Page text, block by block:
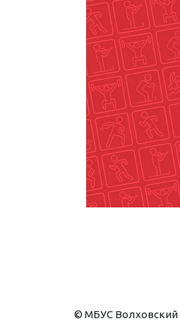
© МБУС Волховский